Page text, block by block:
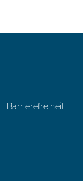
Barrierefreiheit